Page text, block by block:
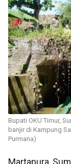
Bupati OKU Timur,
banjir di Kampung
Purmana)